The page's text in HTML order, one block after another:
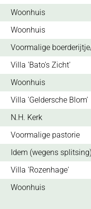
Woonhuis
Woonhuis
Voormalige
Villa 'Bato's Zicht'
Woonhuis
Villa 'Geldersche Blom'
N.H. Kerk
Voormalige pastorie
Idem (wegens splitsing)
Villa 'Rozenhage'
Woonhuis